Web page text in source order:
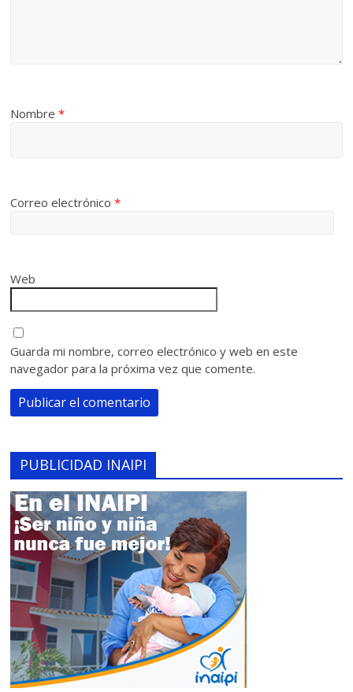
Nombre*
Correo electrónico*
Web
Guarda mi nombre, correo electrónico y web en este
navegador para la próxima vez que comente.
PUBLICIDAD INAIPI